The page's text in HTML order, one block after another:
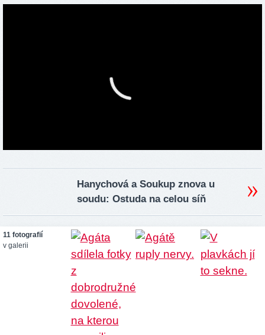
Hanychová a Soukup znova u
soudu: Ostuda na celou síň
11 fotografií
v galerii